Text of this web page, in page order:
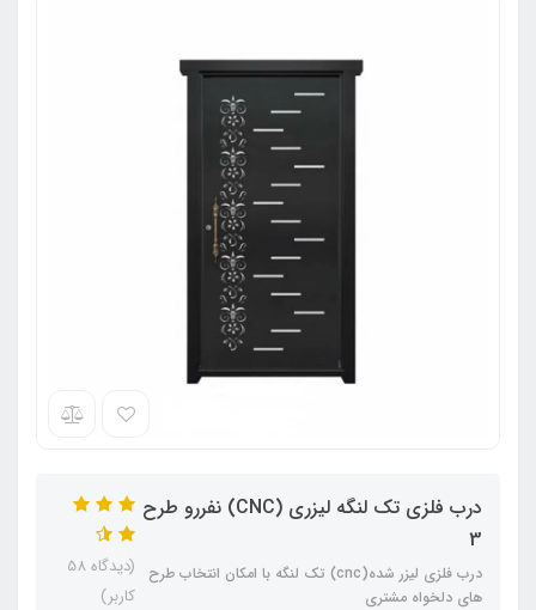
درب فلزی تک لنگه لیزری (CNC) نفررو طرح
3
درب فلزی لیزر شده(cnc) تک لنگه با امکان انتخاب طرح
های دلخواه مشتری
(دیدگاه 58
کاربر)